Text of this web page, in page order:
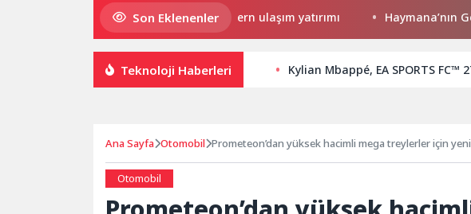
Son Eklenenler
Büyükşehir’den Darıca’ya modern ulaşım yatırımı Haymana’nın
Teknoloji Haberleri Kylian Mbappé, EA SPORTS FC™
Ana Sayfa Otomobil
Otomobil